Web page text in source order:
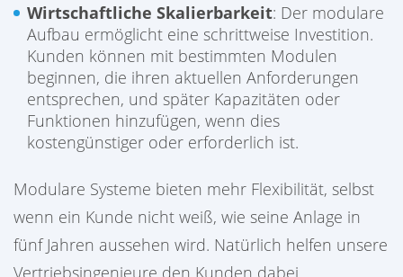
Wirtschaftliche Skalierbarkeit: Der modulare
Aufbau ermöglicht eine schrittweise Investition.
Kunden können mit bestimmten Modulen
beginnen, die ihren aktuellen Anforderungen
entsprechen, und später Kapazitäten oder
Funktionen hinzufügen, wenn dies
kostengünstiger oder erforderlich ist.
Modulare Systeme bieten mehr Flexibilität, selbst
wenn ein Kunde nicht weiß, wie seine Anlage in
fünf Jahren aussehen wird. Natürlich helfen unsere
Vertriebsingenieure den Kunden dabei,